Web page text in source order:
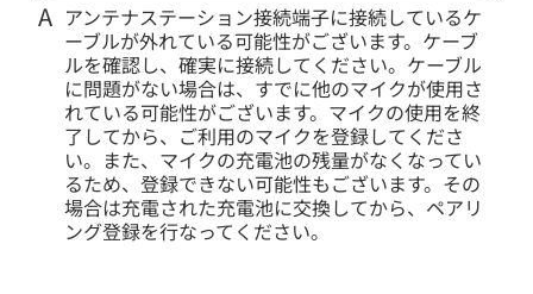
アンテナステーション接続端子に接続しているケ
ーブルが外れている可能性がございます。ケーブ
ルを確認し、確実に接続してください。ケーブル
に問題がない場合は、すでに他のマイクが使用さ
れている可能性がございます。マイクの使用を終
了してから、ご利用のマイクを登録してくださ
い。また、マイクの充電池の残量がなくなってい
るため、登録できない可能性もございます。その
場合は充電された充電池に交換してから、ペアリ
ング登録を行なってください。